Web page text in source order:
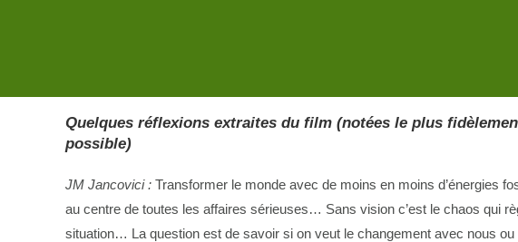
Quelques réflexions extraites du film (notées le plus
possible)
JM Jancovici : Transformer le monde avec de moins en moins d’énergies
au centre de toutes les affaires sérieuses… Sans vision c’est le chaos qui
situation… La question est de savoir si on veut le changement avec nous ou